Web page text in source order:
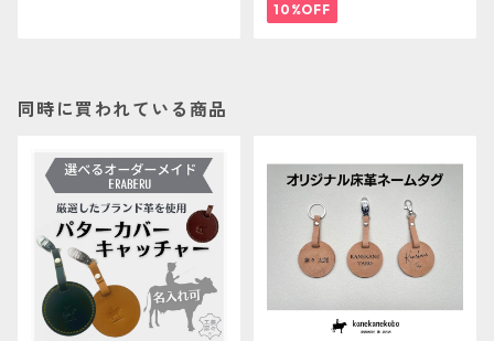
10%OFF
同時に買われている商品